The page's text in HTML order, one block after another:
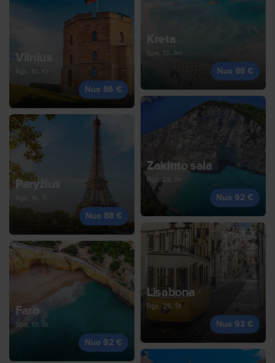
Vilnius
Rgs, 10, Kt
Nuo 86 €
Kreta
Spa, 13, An
Nuo 88 €
Paryžius
Rgs, 16, Tr
Nuo 88 €
Zakinto sala
Rgs, 28, Pr
Nuo 92 €
Faro
Spa, 10, Št
Nuo 92 €
Lisabona
Rgs, 26, Št
Nuo 93 €